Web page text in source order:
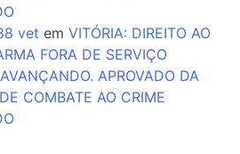
vet em VITÓRIA: DIREITO AO
FORA DE SERVIÇO
APROVADO DA
COMBATE AO CRIME